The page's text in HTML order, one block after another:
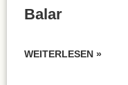
Balar
WEITERLESEN »